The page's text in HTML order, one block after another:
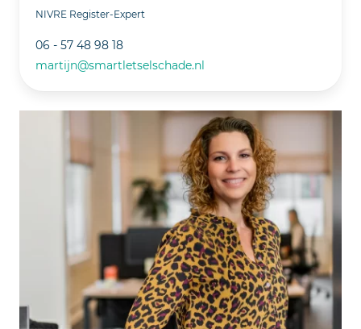
NIVRE Register-Expert
06 - 57 48 98 18
martijn@smartletselschade.nl